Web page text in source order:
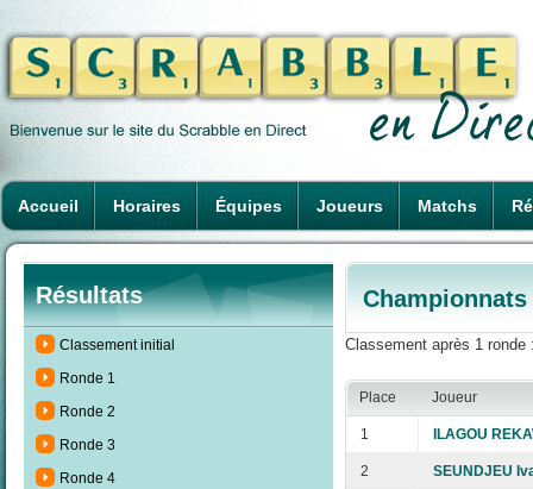
Accueil Horaires Équipes Joueurs Matchs
Résultats
Classement initial
Ronde 1
Ronde 2
Ronde 3
Ronde 4
Classement après 1 ronde
Place Joueur
1 ILAGOU
2 SEUNDJEU